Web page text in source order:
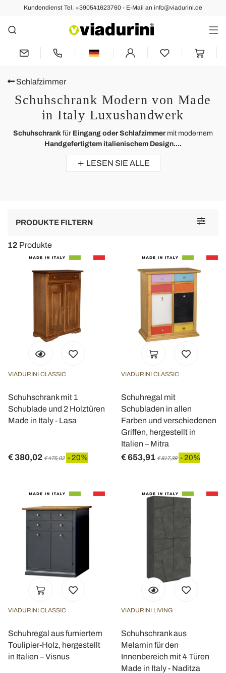
Kundendienst Tel. +390541623760 - E-Mail an info@viadurini.de
Schlafzimmer
Schuhschrank Modern von Made
in Italy Luxushandwerk
Schuhschrank für Eingang oder Schlafzimmermit modernem
Handgefertigtem italienischem Design....
LESEN SIE ALLE
Toggle
PRODUKTE FILTERN
12 Produkte
VIADURINI CLASSIC
Schuhschrank mit 1
Schublade und 2 Holztüren
Made in Italy - Lasa
€ 380,02 € 475,02 - 20%
VIADURINI CLASSIC
Schuhregal mit
Schubladen in allen
Farben und verschiedenen
Griffen, hergestellt in
Italien – Mitra
€ 653,91 € 817,39 - 20%
VIADURINI CLASSIC
Schuhregal aus furniertem
Toulipier-Holz, hergestellt
in Italien – Visnus
VIADURINI LIVING
Schuhschrank aus
Melamin für den
Innenbereich mit 4 Türen
Made in Italy - Naditza